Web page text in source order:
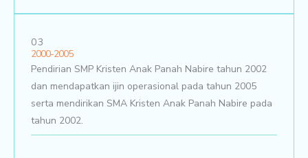
03
2000-2005
Pendirian SMP Kristen Anak Panah Nabire tahun 2002
dan mendapatkan ijin operasional pada tahun 2005
serta mendirikan SMA Kristen Anak Panah Nabire pada
tahun 2002.